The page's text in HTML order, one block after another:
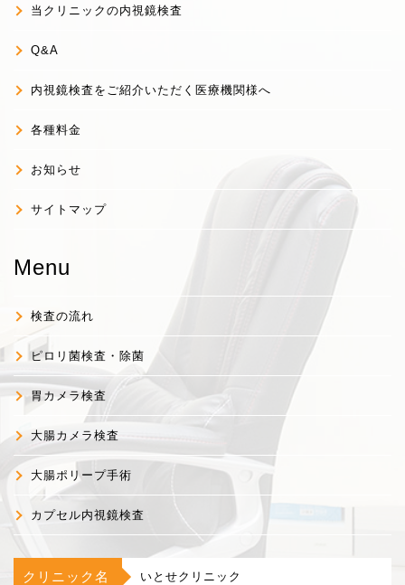
当クリニックの内視鏡検査
Q&A
内視鏡検査をご紹介いただく医療機関様へ
各種料金
お知らせ
サイトマップ
Menu
検査の流れ
ピロリ菌検査・除菌
胃カメラ検査
大腸カメラ検査
大腸ポリープ手術
カプセル内視鏡検査
クリニック名 いとせクリニック